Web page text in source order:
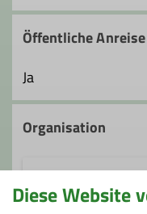
Öffentliche Anreise
Ja
Organisation
Helge Seinsch
Diese Website